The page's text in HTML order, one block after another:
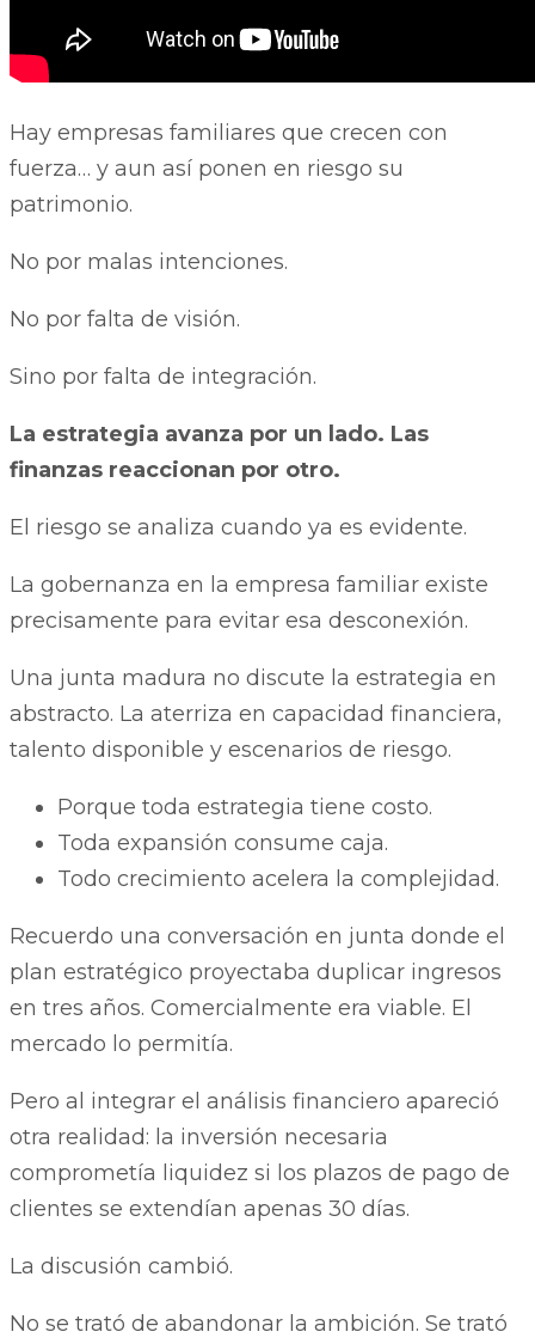
Hay empresas familiares que crecen con
fuerza… y aun así ponen en riesgo su
patrimonio.
No por malas intenciones.
No por falta de visión.
Sino por falta de integración.
La estrategia avanza por un lado. Las
finanzas reaccionan por otro.
El riesgo se analiza cuando ya es evidente.
La gobernanza en la empresa familiar existe
precisamente para evitar esa desconexión.
Una junta madura no discute la estrategia en
abstracto. La aterriza en capacidad financiera,
talento disponible y escenarios de riesgo.
Porque toda estrategia tiene costo.
Toda expansión consume caja.
Todo crecimiento acelera la complejidad.
Recuerdo una conversación en junta donde el
plan estratégico proyectaba duplicar ingresos
en tres años. Comercialmente era viable. El
mercado lo permitía.
Pero al integrar el análisis financiero apareció
otra realidad: la inversión necesaria
comprometía liquidez si los plazos de pago de
clientes se extendían apenas 30 días.
La discusión cambió.
No se trató de abandonar la ambición. Se trató